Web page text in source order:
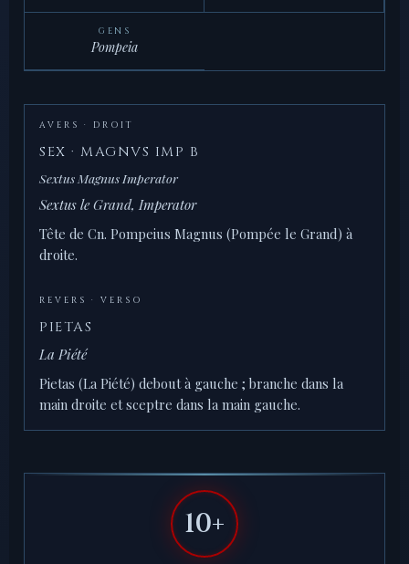
GENS
Pompeia
AVERS · DROIT
SEX · MAGNVS IMP B
Sextus Magnus Imperator
Sextus le Grand, Imperator
Tête de Cn. Pompeius Magnus (Pompée le Grand) à
droite.
REVERS · VERSO
PIETAS
La Piété
Pietas (La Piété) debout à gauche ; branche dans la
main droite et sceptre dans la main gauche.
10+